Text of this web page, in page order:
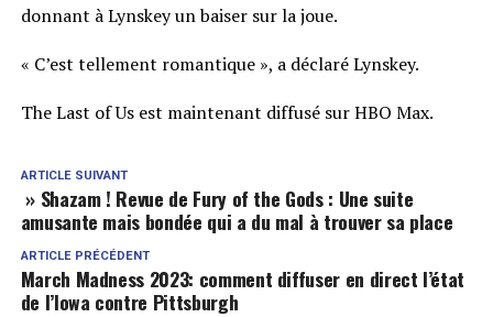
donnant à Lynskey un baiser sur la joue.
« C’est tellement romantique », a déclaré Lynskey.
The Last of Us est maintenant diffusé sur HBO Max.
ARTICLE SUIVANT
» Shazam ! Revue de Fury of the Gods : Une suite
amusante mais bondée qui a du mal à trouver sa place
ARTICLE PRÉCÉDENT
March Madness 2023: comment diffuser en direct l’état
de l’Iowa contre Pittsburgh